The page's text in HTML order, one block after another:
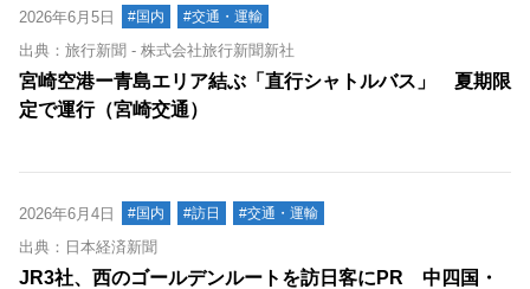
2026年6月5日 #国内 #交通・運輸
出典：旅行新聞 - 株式会社旅行新聞新社
宮崎空港ー青島エリア結ぶ「直行シャトルバス」 夏期限
定で運行（宮崎交通）
2026年6月4日 #国内 #訪日 #交通・運輸
出典：日本経済新聞
JR3社、西のゴールデンルートを訪日客にPR 中四国・